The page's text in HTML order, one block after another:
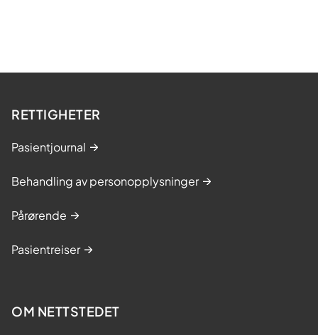
RETTIGHETER
Pasientjournal
Behandling av personopplysninger
Pårørende
Pasientreiser
OM NETTSTEDET